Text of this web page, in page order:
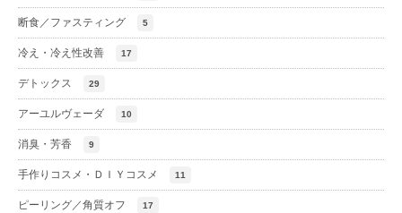
断食／ファスティング 5
冷え・冷え性改善 17
デトックス 29
アーユルヴェーダ 10
消臭・芳香 9
手作りコスメ・ＤＩＹコスメ 11
ピーリング／角質オフ 17